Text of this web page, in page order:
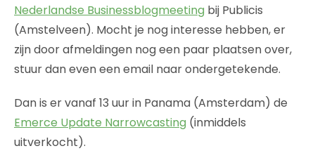
Nederlandse Businessblogmeeting bij Publicis
(Amstelveen). Mocht je nog interesse hebben, er
zijn door afmeldingen nog een paar plaatsen over,
stuur dan even een email naar ondergetekende.
Dan is er vanaf 13 uur in Panama (Amsterdam) de
Emerce Update Narrowcasting (inmiddels
uitverkocht).